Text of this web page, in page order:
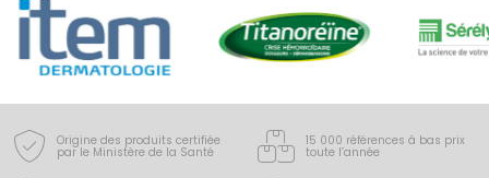
Origine des produits certifiée
par le Ministère de la Santé
15 000 références à bas prix
toute l’année